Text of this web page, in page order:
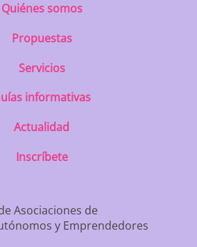
Quiénes somos
Propuestas
Servicios
informativas
Actualidad
Inscríbete
Asociaciones de
y Emprendedores